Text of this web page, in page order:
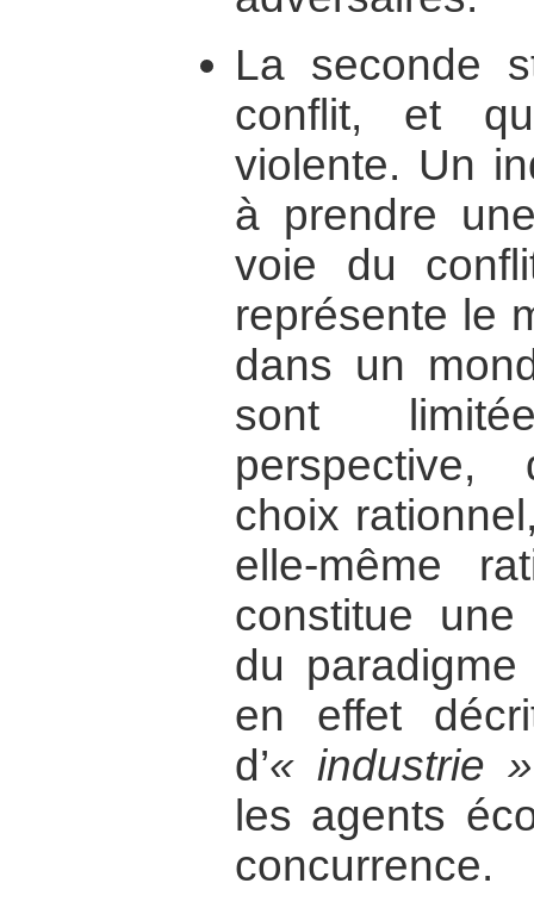
La seconde
conflit, et
violente. Un
à prendre
voie du
représente le
dans un
sont
choix
elle-même
constitue une
du
en effet
d’« industrie »
les agents
concurrence.